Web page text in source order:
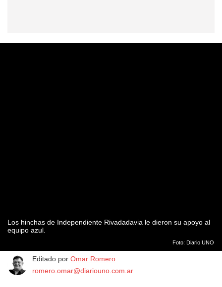
Los hinchas de Independiente Rivadadavia le dieron su apoyo al
equipo azul.
Foto: Diario UNO
Editado por Omar Romero
romero.omar@diariouno.com.ar